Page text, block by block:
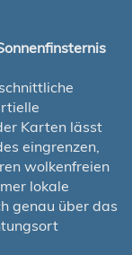
Karten lässt
eingrenzen,
wolkenfreien
lokale
genau über das